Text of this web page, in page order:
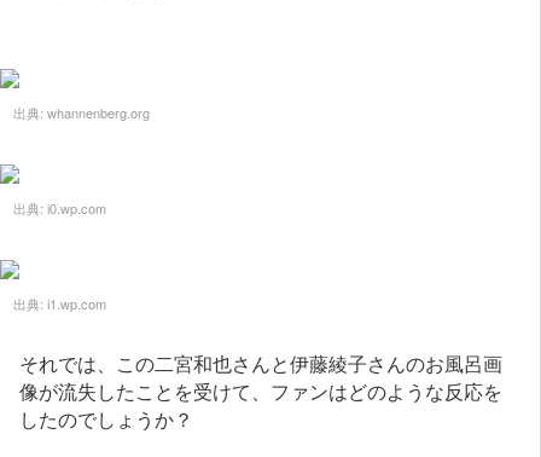
出典: whannenberg.org
出典: i0.wp.com
出典: i1.wp.com
それでは、この二宮和也さんと伊藤綾子さんのお風呂画
像が流失したことを受けて、ファンはどのような反応を
したのでしょうか？